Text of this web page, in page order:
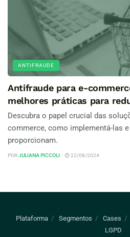
ANTIFRAUDE
Antifraude para e-
melhores práticas para
Descubra o papel crucial das
commerce, como implementá-las
proporcionam.
PORJULIANA PICCOLI 22/08/2024
Plataforma Segmentos Cases
LGPD